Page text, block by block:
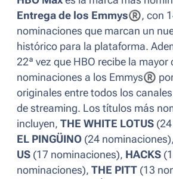
Entrega de los Emmys®, con
nominaciones que marcan un
histórico para la plataforma.
22ª vez que HBO recibe la
nominaciones a los Emmys®
originales entre todos los
de streaming. Los títulos más
incluyen, THE WHITE LOTUS
EL PINGÜINO (24 nominaciones),
US (17 nominaciones), HACKS
nominaciones), THE PITT (13